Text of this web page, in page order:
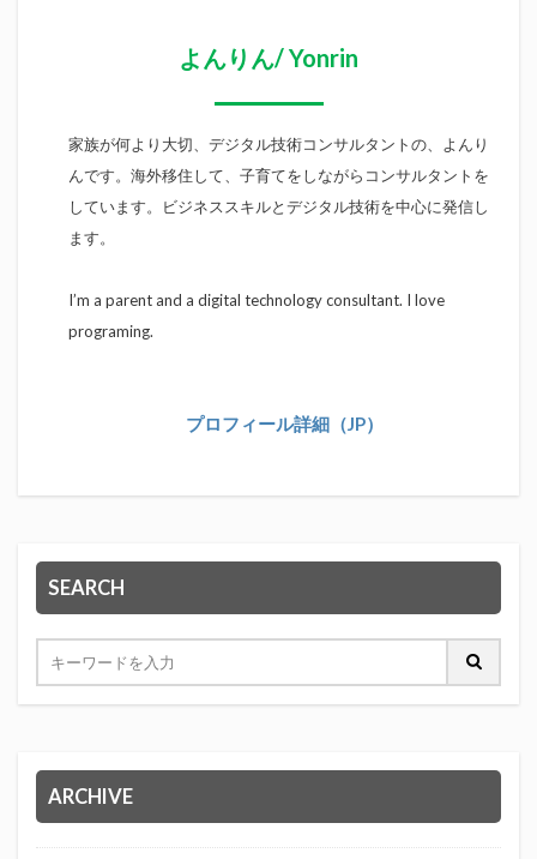
よんりん/ Yonrin
家族が何より大切、デジタル技術コンサルタントの、よんり
んです。海外移住して、子育てをしながらコンサルタントを
しています。ビジネススキルとデジタル技術を中心に発信し
ます。
I’m a parent and a digital technology consultant. I love
programing.
プロフィール詳細（JP）
SEARCH
ARCHIVE